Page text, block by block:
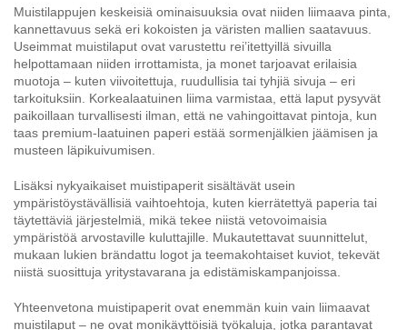
Muistilappujen keskeisiä ominaisuuksia ovat niiden liimaava pinta,
kannettavuus sekä eri kokoisten ja väristen mallien saatavuus.
Useimmat muistilaput ovat varustettu rei’itettyillä sivuilla
helpottamaan niiden irrottamista, ja monet tarjoavat erilaisia
muotoja – kuten viivoitettuja, ruudullisia tai tyhjiä sivuja – eri
tarkoituksiin. Korkealaatuinen liima varmistaa, että laput pysyvät
paikoillaan turvallisesti ilman, että ne vahingoittavat pintoja, kun
taas premium-laatuinen paperi estää sormenjälkien jäämisen ja
musteen läpikuivumisen.
Lisäksi nykyaikaiset muistipaperit sisältävät usein
ympäristöystävällisiä vaihtoehtoja, kuten kierrätettyä paperia tai
täytettäviä järjestelmiä, mikä tekee niistä vetovoimaisia
ympäristöä arvostaville kuluttajille. Mukautettavat suunnittelut,
mukaan lukien brändattu logot ja teemakohtaiset kuviot, tekevät
niistä suosittuja yritystavarana ja edistämiskampanjoissa.
Yhteenvetona muistipaperit ovat enemmän kuin vain liimaavat
muistilaput – ne ovat monikäyttöisiä työkaluja, jotka parantavat